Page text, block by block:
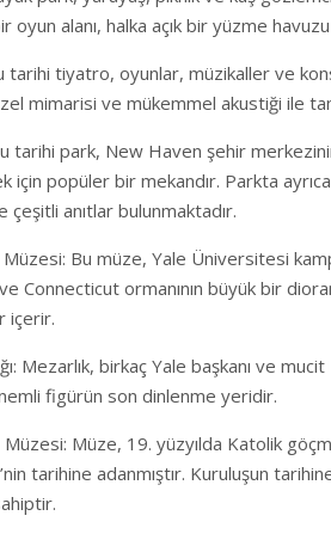
oyun alanı, halka açık bir yüzme
tarihi tiyatro, oyunlar, müzikaller ve
mimarisi ve mükemmel akustiği ile
tarihi park, New Haven şehir
için popüler bir mekandır. Parkta
çeşitli anıtlar bulunmaktadır.
Bu müze, Yale Üniversitesi
Connecticut ormanının büyük bir
içerir.
Mezarlık, birkaç Yale başkanı ve
figürün son dinlenme yeridir.
Müze, 19. yüzyılda Katolik
tarihine adanmıştır. Kuruluşun